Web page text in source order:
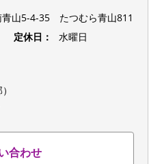
山5-4-35 たつむら青山811
定休日：
水曜日
合わせ